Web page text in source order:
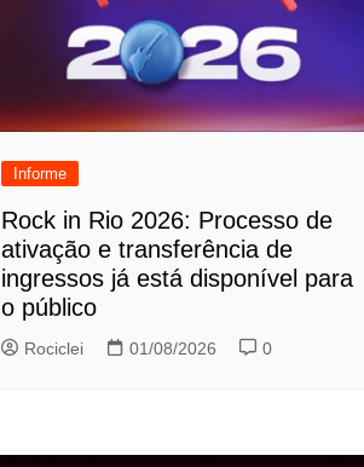
Informe
Rock in Rio 2026: Processo de
ativação e transferência de
ingressos já está disponível para
o público
Rociclei 01/08/2026 0